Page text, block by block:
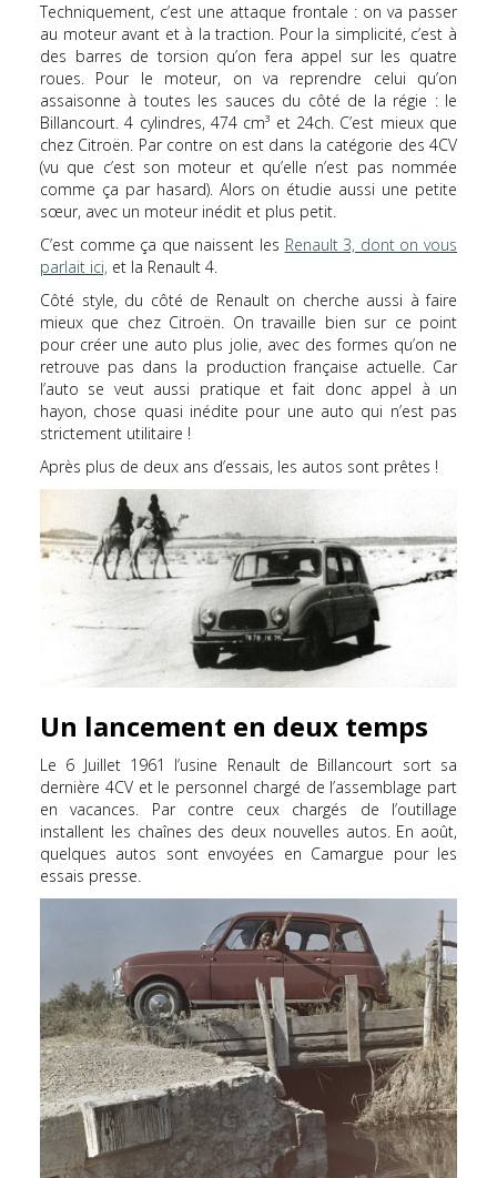
Techniquement, c’est une attaque frontale : on va passer
au moteur avant et à la traction. Pour la simplicité, c’est à
des barres de torsion qu’on fera appel sur les quatre
roues. Pour le moteur, on va reprendre celui qu’on
assaisonne à toutes les sauces du côté de la régie : le
Billancourt. 4 cylindres, 474 cm³ et 24ch. C’est mieux que
chez Citroën. Par contre on est dans la catégorie des 4CV
(vu que c’est son moteur et qu’elle n’est pas nommée
comme ça par hasard). Alors on étudie aussi une petite
sœur, avec un moteur inédit et plus petit.
C’est comme ça que naissent les Renault 3, dont on vous
parlait ici, et la Renault 4.
Côté style, du côté de Renault on cherche aussi à faire
mieux que chez Citroën. On travaille bien sur ce point
pour créer une auto plus jolie, avec des formes qu’on ne
retrouve pas dans la production française actuelle. Car
l’auto se veut aussi pratique et fait donc appel à un
hayon, chose quasi inédite pour une auto qui n’est pas
strictement utilitaire !
Après plus de deux ans d’essais, les autos sont prêtes !
Un lancement en deux temps
Le 6 Juillet 1961 l’usine Renault de Billancourt sort sa
dernière 4CV et le personnel chargé de l’assemblage part
en vacances. Par contre ceux chargés de l’outillage
installent les chaînes des deux nouvelles autos. En août,
quelques autos sont envoyées en Camargue pour les
essais presse.